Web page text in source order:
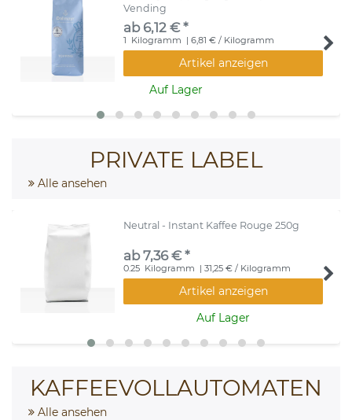
Vending
ab 6,12 € *
1 Kilogramm | 6,81 € / Kilogramm
Artikel anzeigen
Auf Lager
PRIVATE LABEL
Alle ansehen
Neutral - Instant Kaffee Rouge 250g
ab 7,36 € *
0.25 Kilogramm | 31,25 € / Kilogramm
Artikel anzeigen
Auf Lager
KAFFEEVOLLAUTOMATEN
Alle ansehen